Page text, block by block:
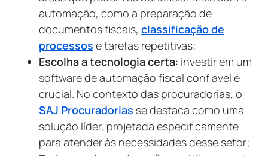
automação, como a preparação de
documentos fiscais, classificação de
processos e tarefas repetitivas;
Escolha a tecnologia certa: investir em um
software de automação fiscal confiável é
crucial. No contexto das procuradorias, o
SAJ Procuradorias se destaca como uma
solução líder, projetada especificamente
para atender às necessidades desse setor;